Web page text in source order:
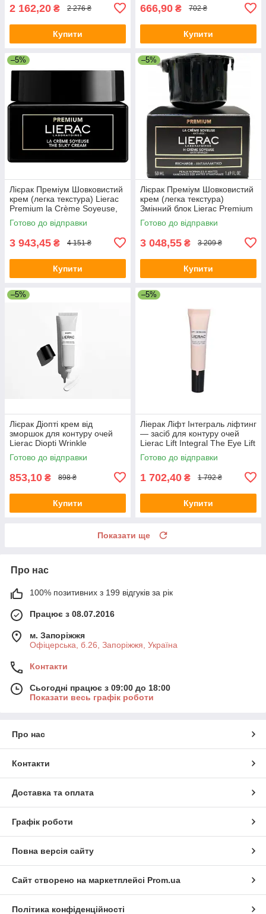
2 162,20 ₴ 2 276 ₴
Купити
666,90 ₴ 702 ₴
Купити
–5%
Лієрак Преміум Шовковистий
крем (легка текстура) Lierac
Premium la Crème Soyeuse,
50 мл
Готово до відправки
3 943,45 ₴ 4 151 ₴
Купити
–5%
Лієрак Преміум Шовковистий
крем (легка текстура)
Змінний блок Lierac Premium
la Crème Soyeuse Refill, 50
мл
Готово до відправки
3 048,55 ₴ 3 209 ₴
Купити
–5%
Лієрак Діопті крем від
зморшок для контуру очей
Lierac Diopti Wrinkle
Correction Creme, 15 мл
Готово до відправки
853,10 ₴ 898 ₴
Купити
–5%
Ліерак Ліфт Інтеграль ліфтинг
— засіб для контуру очей
Lierac Lift Integral The Eye Lift
Care 15 мл
Готово до відправки
1 702,40 ₴ 1 792 ₴
Купити
Показати ще
Про нас
100% позитивних з 199 відгуків за рік
Працює з 08.07.2016
м. Запоріжжя
Офіцерська, б.26, Запоріжжя, Україна
Контакти
Сьогодні працює з 09:00 до 18:00
Показати весь графік роботи
Про нас
Контакти
Доставка та оплата
Графік роботи
Повна версія сайту
Сайт створено на маркетплейсі Prom.ua
Політика конфіденційності